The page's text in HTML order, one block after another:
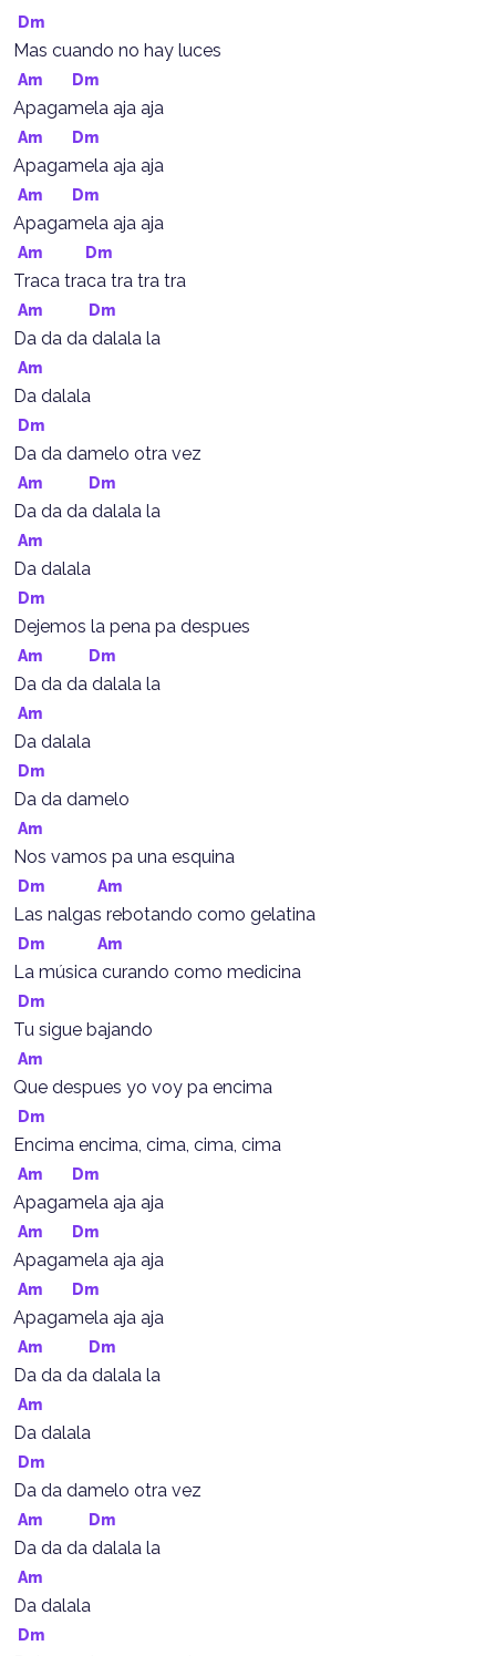
Dm
Mas cuando no hay luces
Am Dm
Apagamela aja aja
Am Dm
Apagamela aja aja
Am Dm
Apagamela aja aja
Am Dm
Traca traca tra tra tra
Am Dm
Da da da dalala la
Am
Da dalala
Dm
Da da damelo otra vez
Am Dm
Da da da dalala la
Am
Da dalala
Dm
Dejemos la pena pa despues
Am Dm
Da da da dalala la
Am
Da dalala
Dm
Da da damelo
Am
Nos vamos pa una esquina
Dm Am
Las nalgas rebotando como gelatina
Dm Am
La música curando como medicina
Dm
Tu sigue bajando
Am
Que despues yo voy pa encima
Dm
Encima encima, cima, cima, cima
Am Dm
Apagamela aja aja
Am Dm
Apagamela aja aja
Am Dm
Apagamela aja aja
Am Dm
Da da da dalala la
Am
Da dalala
Dm
Da da damelo otra vez
Am Dm
Da da da dalala la
Am
Da dalala
Dm